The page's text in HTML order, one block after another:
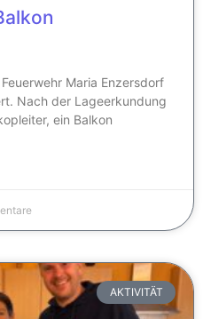
Maria Enzersdorf
Nach der Lageerkundung
ein Balkon
AKTIVITÄT